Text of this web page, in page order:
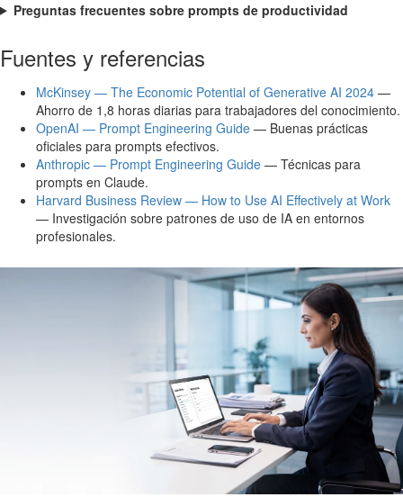
Preguntas frecuentes sobre prompts de productividad
Fuentes y referencias
McKinsey — The Economic Potential of Generative AI 2024 —
Ahorro de 1,8 horas diarias para trabajadores del conocimiento.
OpenAI — Prompt Engineering Guide — Buenas prácticas
oficiales para prompts efectivos.
Anthropic — Prompt Engineering Guide — Técnicas para
prompts en Claude.
Harvard Business Review — How to Use AI Effectively at Work
— Investigación sobre patrones de uso de IA en entornos
profesionales.